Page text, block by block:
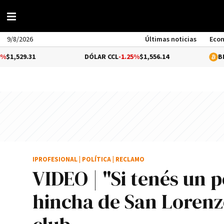
9/8/2026 Últimas noticias
DÓLAR CCL-1.25% $1,556.14 BITCOIN
VIDEO | "Si tenés
hincha de San
IPROFESIONAL POLÍTICA RECLAMO